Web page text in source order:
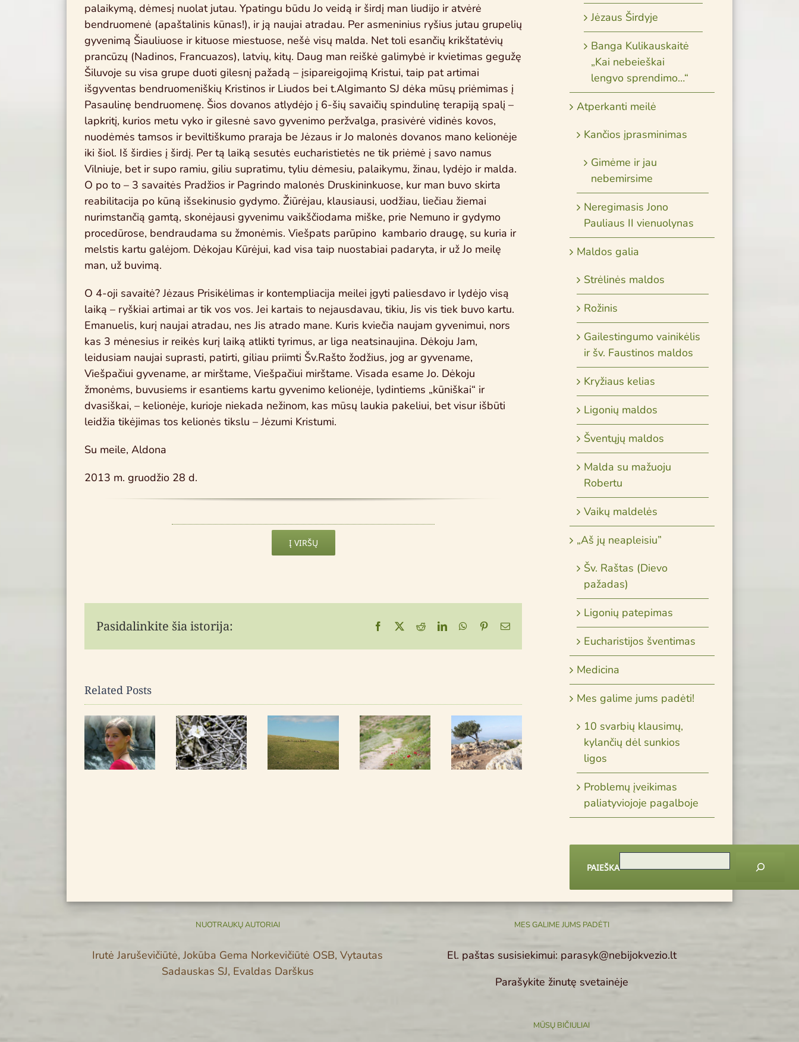
palaikymą, dėmesį nuolat jutau. Ypatingu būdu Jo veidą ir širdį man liudijo ir atvėrė
bendruomenė (apaštalinis kūnas!), ir ją naujai atradau. Per asmeninius ryšius jutau grupelių
gyvenimą Šiauliuose ir kituose miestuose, nešė visų malda. Net toli esančių krikštatėvių
prancūzų (Nadinos, Francuazos), latvių, kitų. Daug man reiškė galimybė ir kvietimas gegužę
Šiluvoje su visa grupe duoti gilesnį pažadą – įsipareigojimą Kristui, taip pat artimai
išgyventas bendruomeniškių Kristinos ir Liudos bei t.Algimanto SJ dėka mūsų priėmimas į
Pasaulinę bendruomenę. Šios dovanos atlydėjo į 6-šių savaičių spindulinę terapiją spalį –
lapkritį, kurios metu vyko ir gilesnė savo gyvenimo peržvalga, prasivėrė vidinės kovos,
nuodėmės tamsos ir beviltiškumo praraja be Jėzaus ir Jo malonės dovanos mano kelionėje
iki šiol. Iš širdies į širdį. Per tą laiką sesutės eucharistietės ne tik priėmė į savo namus
Vilniuje, bet ir supo ramiu, giliu supratimu, tyliu dėmesiu, palaikymu, žinau, lydėjo ir malda.
O po to – 3 savaitės Pradžios ir Pagrindo malonės Druskininkuose, kur man buvo skirta
reabilitacija po kūną išsekinusio gydymo. Žiūrėjau, klausiausi, uodžiau, liečiau žiemai
nurimstančią gamtą, skonėjausi gyvenimu vaikščiodama miške, prie Nemuno ir gydymo
procedūrose, bendraudama su žmonėmis. Viešpats parūpino kambario draugę, su kuria ir
melstis kartu galėjom. Dėkojau Kūrėjui, kad visa taip nuostabiai padaryta, ir už Jo meilę
man, už buvimą.
O 4-oji savaitė? Jėzaus Prisikėlimas ir kontempliacija meilei įgyti paliesdavo ir lydėjo visą
laiką – ryškiai artimai ar tik vos vos. Jei kartais to nejausdavau, tikiu, Jis vis tiek buvo kartu.
Emanuelis, kurį naujai atradau, nes Jis atrado mane. Kuris kviečia naujam gyvenimui, nors
kas 3 mėnesius ir reikės kurį laiką atlikti tyrimus, ar liga neatsinaujina. Dėkoju Jam,
leidusiam naujai suprasti, patirti, giliau priimti Šv.Rašto žodžius, jog ar gyvename,
Viešpačiui gyvename, ar mirštame, Viešpačiui mirštame. Visada esame Jo. Dėkoju
žmonėms, buvusiems ir esantiems kartu gyvenimo kelionėje, lydintiems „kūniškai“ ir
dvasiškai, – kelionėje, kurioje niekada nežinom, kas mūsų laukia pakeliui, bet visur išbūti
leidžia tikėjimas tos kelionės tikslu – Jėzumi Kristumi.
Su meile, Aldona
2013 m. gruodžio 28 d.
Į VIRŠŲ
Pasidalinkite šia istorija: Facebook RedditLinkedInWhatsApp
PinterestEmail
Related Posts
Gimėme
ir jau
nebemirsime
Kas taip
šypsosi
mirties
akimirką
Steve
Jobs,
“Apple”
įkūrėjas
Jurga
Ivanauskaitė.
Švęskime
gyvenimą
Ama
Sinkletika
Gimėme
ir jau
nebemirsime
šypsosi
akimirką
Jėzaus Širdyje
Banga Kulikauskaitė
„Kai nebeieškai
lengvo sprendimo…“
Atperkanti meilė
Kančios įprasminimas
Gimėme ir jau
nebemirsime
Neregimasis Jono
Pauliaus II vienuolynas
Maldos galia
Strėlinės maldos
Rožinis
Gailestingumo vainikėlis
ir šv. Faustinos maldos
Kryžiaus kelias
Ligonių maldos
Šventųjų maldos
Malda su mažuoju
Robertu
Vaikų maldelės
„Aš jų neapleisiu”
Šv. Raštas (Dievo
pažadas)
Ligonių patepimas
Eucharistijos šventimas
Medicina
Mes galime jums padėti!
10 svarbių klausimų,
kylančių dėl sunkios
ligos
Problemų įveikimas
paliatyviojoje pagalboje
PAIEŠKA
NUOTRAUKŲ AUTORIAI
Irutė Jaruševičiūtė, Jokūba Gema Norkevičiūtė OSB, Vytautas
Sadauskas SJ, Evaldas Darškus
MES GALIME JUMS PADĖTI
El. paštas susisiekimui: parasyk@nebijokvezio.lt
Parašykite žinutę svetainėje
MŪSŲ BIČIULIAI